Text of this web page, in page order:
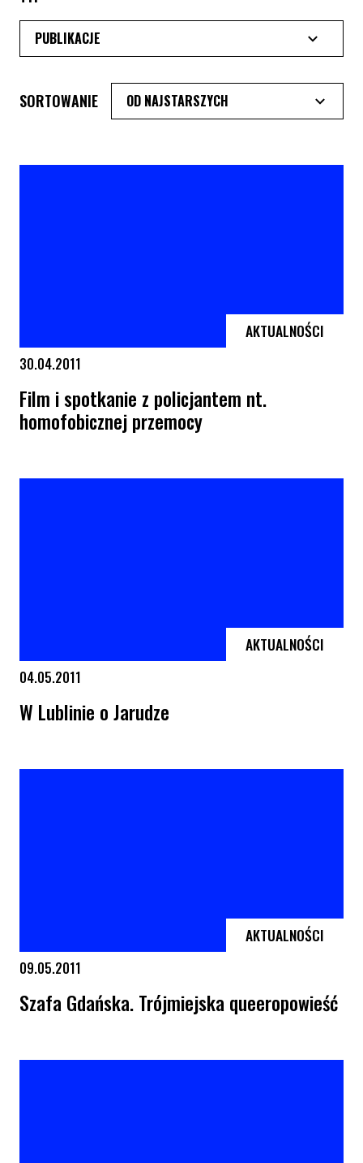
SORTOWANIE
AKTUALNOŚCI
30.04.2011
Film i spotkanie z policjantem nt.
homofobicznej przemocy
AKTUALNOŚCI
04.05.2011
W Lublinie o Jarudze
AKTUALNOŚCI
09.05.2011
Szafa Gdańska. Trójmiejska queeropowieść